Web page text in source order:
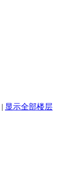
| 显示全部楼层